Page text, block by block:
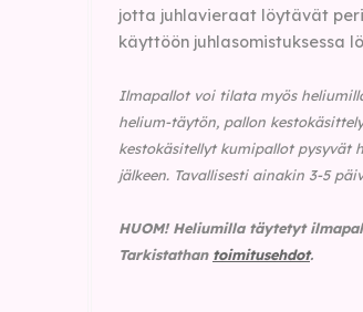
jotta juhlavieraat löytävät
käyttöön juhlasomistuksessa
Ilmapallot voi tilata myös
helium-täytön, pallon
kestokäsitellyt kumipallot pysyvät
jälkeen. Tavallisesti ainakin 3-5
HUOM! Heliumilla täytetyt
Tarkistathan toimitusehdot.